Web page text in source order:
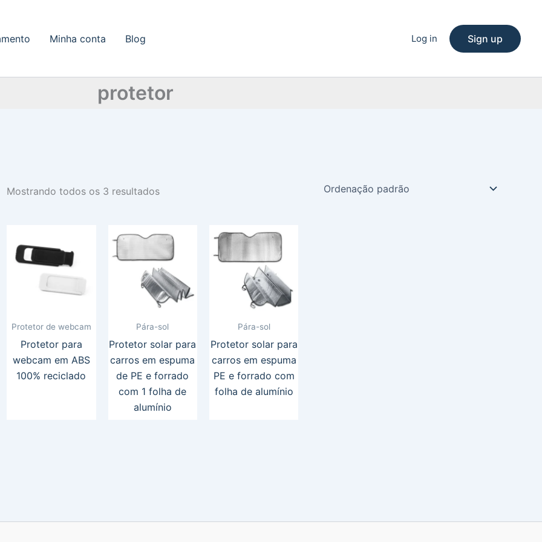
Minha conta Blog Log in Sign up
protetor
Mostrando todos os 3 resultados
Protetor de webcam
Protetor para
webcam em ABS
100% reciclado
Pára-sol
Protetor solar para
carros em espuma
de PE e forrado
com 1 folha de
alumínio
Pára-sol
Protetor solar para
carros em espuma
PE e forrado com
folha de alumínio